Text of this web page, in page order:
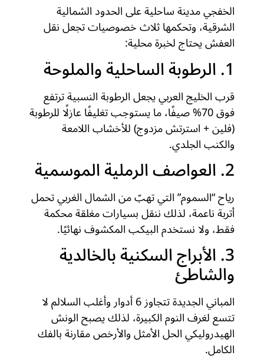
الخفجي مدينة ساحلية على الحدود الشمالية
الشرقية، وتحكمها ثلاث خصوصيات تجعل نقل
العفش يحتاج لخبرة محلية:
1. الرطوبة الساحلية والملوحة
قرب الخليج العربي يجعل الرطوبة النسبية ترتفع
فوق 70% صيفًا، ما يستوجب تغليفًا عازلًا للرطوبة
(فلين + استرتش مزدوج) للأخشاب اللامعة
والكنب الجلدي.
2. العواصف الرملية الموسمية
رياح “السموم” التي تهبّ من الشمال الغربي تحمل
أتربة ناعمة، لذلك ننقل بسيارات مغلقة محكمة
فقط، ولا نستخدم البيكب المكشوف نهائيًا.
3. الأبراج السكنية بالخالدية
والشاطئ
المباني الجديدة تتجاوز 6 أدوار وأغلب السلالم لا
تتسع لغرف النوم الكبيرة، لذلك يصبح الونش
الهيدروليكي الحل الأمثل والأرخص مقارنة بالفك
الكامل.